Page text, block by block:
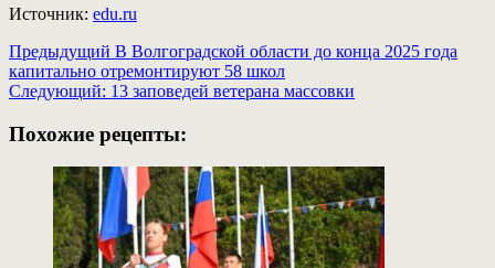
Источник: edu.ru
Навигация
записи
Предыдущий В Волгоградской области до конца 2025 года
капитально отремонтируют 58 школ
Следующий: 13 заповедей ветерана массовки
Похожие рецепты: